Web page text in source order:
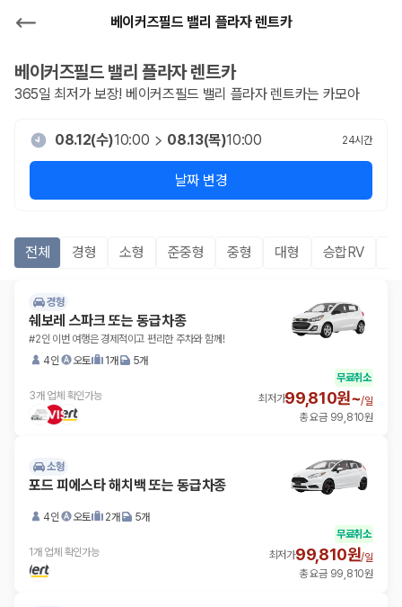
베이커즈필드 밸리 플라자 렌트카
베이커즈필드 밸리 플라자렌트카
365일 최저가 보장! 베이커즈필드 밸리 플라자렌트카는 카모아
08.12(수)10:00 08.13(목)10:00 24시간
날짜 변경
전체 경형 소형 준중형 중형 대형 승합RV
경형
쉐보레 스파크 또는 동급차종
#2인 이번 여행은 경제적이고 편리한 주차와 함께!
4인
오토 1개 5개
3개 업체 확인가능
무료취소
최저가99,810원~/일
총 요금 99,810원
소형
포드 피에스타 해치백 또는 동급차종
4인 오토 2개 5개
1개 업체 확인가능
무료취소
최저가99,810원/일
총 요금 99,810원